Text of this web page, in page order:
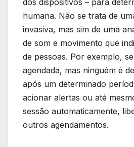
dos dispositivos – para
humana. Não se trata de
invasiva, mas sim de uma
de som e movimento que
de pessoas. Por exemplo,
agendada, mas ninguém é
após um determinado
acionar alertas ou até
sessão automaticamente,
outros agendamentos.